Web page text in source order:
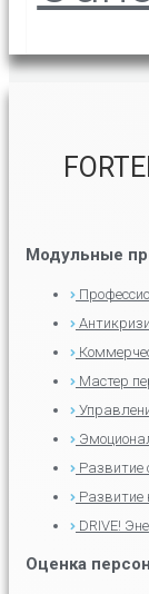
Модульные
Мастер
Развитие
Развитие
DRIVE!
Оценка